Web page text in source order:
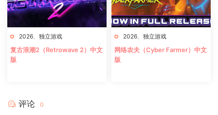
2026 独立游戏
复古浪潮2（Retrowave 2）中文
版
2026 独立游戏
网络农夫（Cyber Farmer）中文
版
评论 0